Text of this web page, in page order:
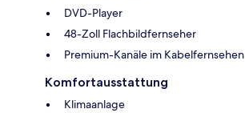
DVD-Player
48-Zoll Flachbildfernseher
Premium-Kanäle im Kabelfernsehen
Komfortausstattung
Klimaanlage